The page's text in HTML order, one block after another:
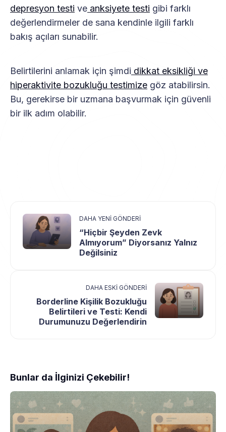
depresyon testi ve anksiyete testi gibi farklı
değerlendirmeler de sana kendinle ilgili farklı
bakış açıları sunabilir.
Belirtilerini anlamak için şimdi dikkat eksikliği ve
hiperaktivite bozukluğu testimize göz atabilirsin.
Bu, gerekirse bir uzmana başvurmak için güvenli
bir ilk adım olabilir.
DAHA YENI GÖNDERI
“Hiçbir Şeyden Zevk
Almıyorum” Diyorsanız Yalnız
Değilsiniz
DAHA ESKI GÖNDERI
Borderline Kişilik Bozukluğu
Belirtileri ve Testi: Kendi
Durumunuzu Değerlendirin
Bunlar da İlginizi Çekebilir!